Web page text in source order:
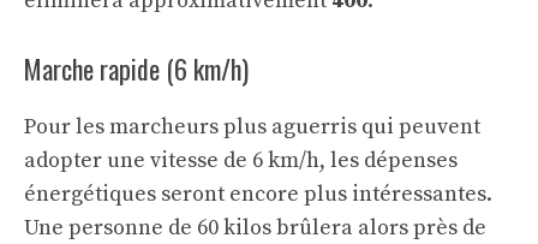
Marche rapide (6 km/h)
Pour les marcheurs plus aguerris qui peuvent
adopter une vitesse de 6 km/h, les dépenses
énergétiques seront encore plus intéressantes.
Une personne de 60 kilos brûlera alors près de